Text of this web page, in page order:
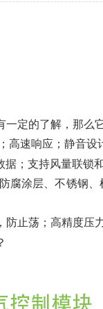
一定的了解，那么
高速响应；静音设
；支持风量联锁
腐涂层、不锈钢
止荡；高精度压